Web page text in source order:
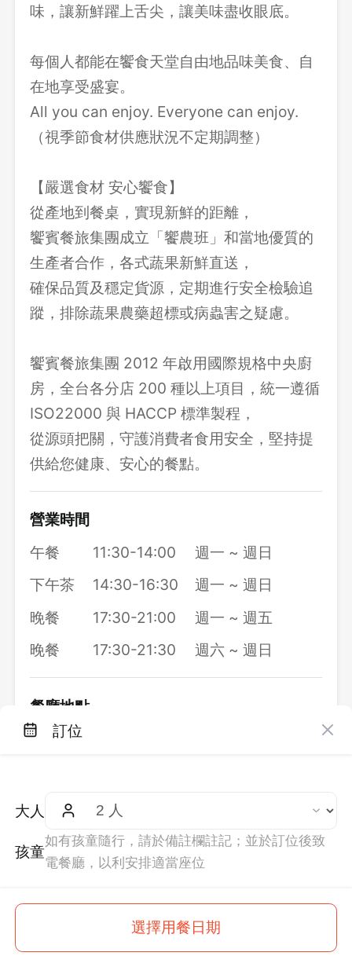
味，讓新鮮躍上舌尖，讓美味盡收眼底。
每個人都能在饗食天堂自由地品味美食、自
在地享受盛宴。
All you can enjoy. Everyone can enjoy.
（視季節食材供應狀況不定期調整）
【嚴選食材 安心饗食】
從產地到餐桌，實現新鮮的距離，
饗賓餐旅集團成立「饗農班」和當地優質的
生產者合作，各式蔬果新鮮直送，
確保品質及穩定貨源，定期進行安全檢驗追
蹤，排除蔬果農藥超標或病蟲害之疑慮。
饗賓餐旅集團 2012 年啟用國際規格中央廚
房，全台各分店 200 種以上項目，統一遵循
ISO22000 與 HACCP 標準製程，
從源頭把關，守護消費者食用安全，堅持提
供給您健康、安心的餐點。
營業時間
午餐
11:30-14:00
週一 ~ 週日
下午茶
14:30-16:30
週一 ~ 週日
晚餐
17:30-21:00
週一 ~ 週五
晚餐
17:30-21:30 週六 ~ 週日
餐廳地點
地
臺北市大同區承德路一段 1 號 4 樓 ( Q
｜公車：
- 站牌「台北車站(鄭州)」：可搭乘 126、
14、2、218、218（直達）、220、
299（區間）、310、39、40、615、
641、669，步行約 3~5 分鐘。
訂位
大人
孩童
如有孩童隨行，請於備註欄註記；並於訂位後致
電餐廳，以利安排適當座位
選擇用餐日期
758 起